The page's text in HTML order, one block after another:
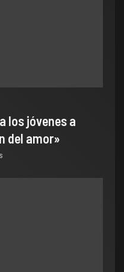
los jóvenes a
del amor»